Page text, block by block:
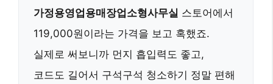
가정용영업용매장업소형사무실 스토어에서
119,000원이라는 가격을 보고 혹했죠.
실제로 써보니까 먼지 흡입력도 좋고,
코드도 길어서 구석구석 청소하기 정말 편해